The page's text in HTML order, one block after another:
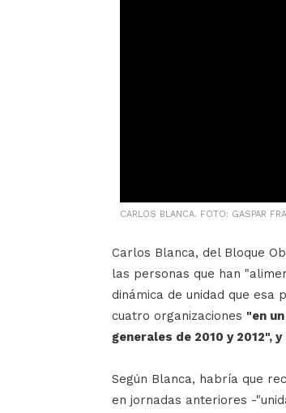
CARLOS BLANCA. FOTO: GASPAR
Carlos Blanca, del Bloque
las personas que han
dinámica de unidad que esa
cuatro organizaciones "en
generales de 2010 y 2012",
Según Blanca, habría que
en jornadas anteriores -